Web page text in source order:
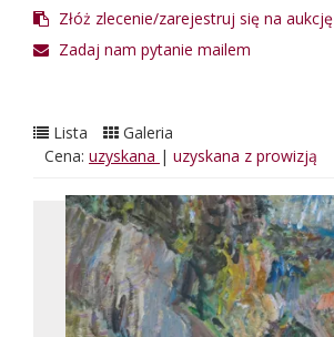
Złóż zlecenie/zarejestruj się na aukcję
Zadaj nam pytanie mailem
Lista
Galeria
Cena: uzyskana | uzyskana z prowizją